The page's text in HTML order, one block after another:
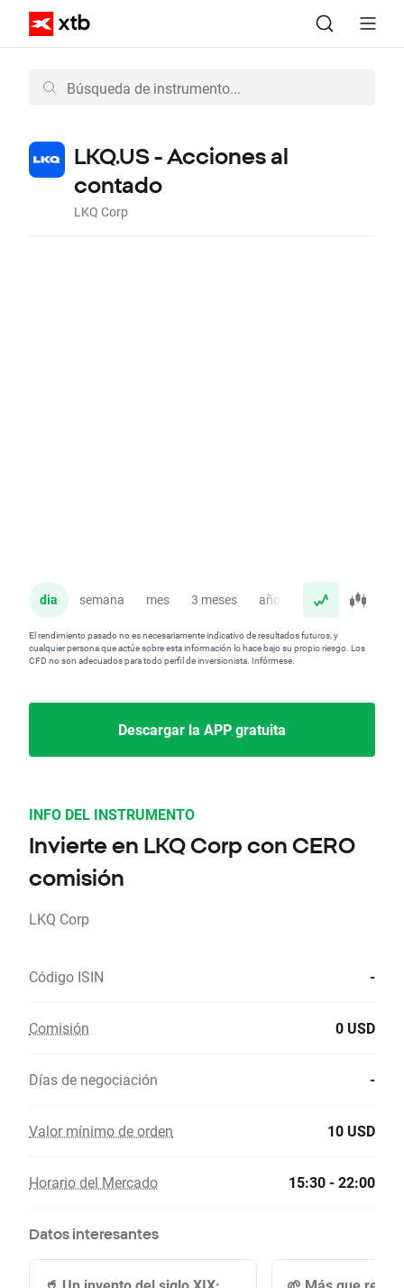
LKQ.US - Acciones al
contado
LKQ Corp
dia semana mes 3 meses año
El rendimiento pasado no es necesariamente indicativo de resultados futuros, y
cualquier persona que actúe sobre esta información lo hace bajo su propio riesgo. Los
CFD no son adecuados para todo perfil de inversionista. Infórmese.
Descargar la APP gratuita
INFO DEL INSTRUMENTO
Invierte en LKQ Corp con CERO
comisión
LKQ Corp
Código ISIN -
Comisión 0 USD
Días de negociación -
Valor mínimo de orden 10 USD
Horario del Mercado 15:30 - 22:00
Datos interesantes